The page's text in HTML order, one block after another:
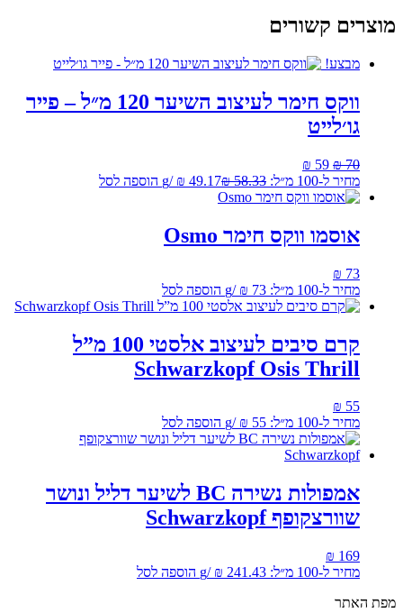
מוצרים קשורים
מבצע!
ווקס חימר לעיצוב השיער 120 מ״ל – פייר
גו׳לייט
₪70
המחיר
המקורי
היה:
₪ 59
הנוכחי
הוא:
מחיר ל-100 מ״ל: ₪58.33
₪ 49.17
/
g הוספה לסל
אוסמו ווקס חימר Osmo
₪ 73
מחיר ל-100 מ״ל:
₪ 73
/
g הוספה לסל
קרם סיבים לעיצוב אלסטי 100 מ”ל
Schwarzkopf Osis Thrill
₪ 55
מחיר ל-100 מ״ל:
₪ 55
/
g הוספה לסל
אמפולות נשירה BC לשיער דליל ונושר
שוורצקופף Schwarzkopf
₪ 169
מחיר ל-100 מ״ל:
₪ 241.43
/
g הוספה לסל
מפת האתר